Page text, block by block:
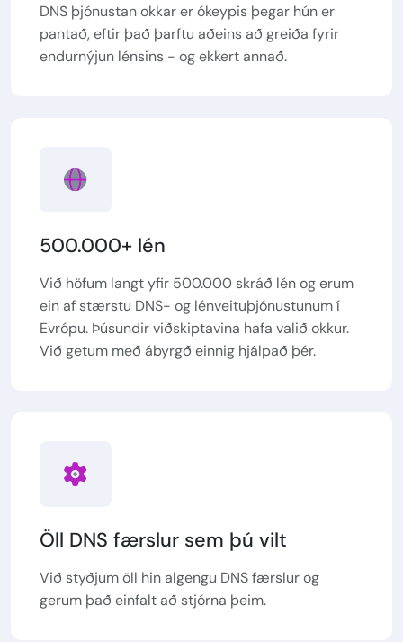
DNS þjónustan okkar er ókeypis þegar hún er
pantað, eftir það þarftu aðeins að greiða fyrir
endurnýjun lénsins - og ekkert annað.
500.000+ lén
Við höfum langt yfir 500.000 skráð lén og erum
ein af stærstu DNS- og lénveituþjónustunum í
Evrópu. Þúsundir viðskiptavina hafa valið okkur.
Við getum með ábyrgð einnig hjálpað þér.
Öll DNS færslur sem þú vilt
Við styðjum öll hin algengu DNS færslur og
gerum það einfalt að stjórna þeim.